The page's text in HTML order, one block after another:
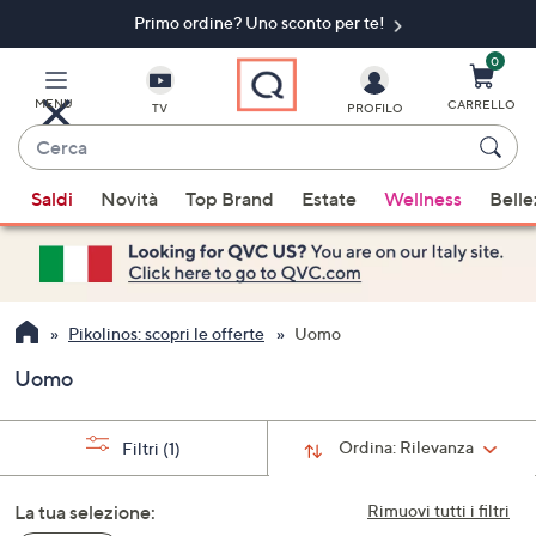
principale
Primo ordine? Uno sconto per te!​
MENU TV
Cerca
sono
disponibili
suggerimenti,
usa
i
freccia
su
giù
oppure
scorri
PROFILO
0
CARRELLO
Saldi Novità Top Brand Estate Wellness
Pikolinos: scopri le offerte Uomo
Uomo
Ordina: Rilevanza
Filtri (1)
Rimuovi tutti i filtri
La tua selezione: